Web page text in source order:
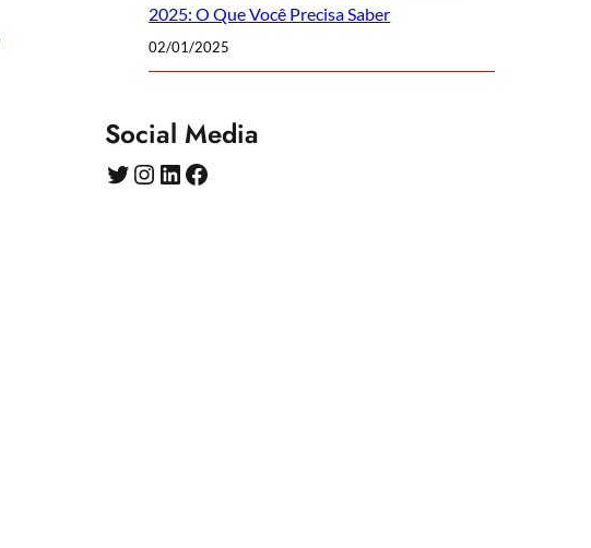
2025: O Que Você Precisa Saber
02/01/2025
Social Media
Twitter Instagram LinkedIn Facebook